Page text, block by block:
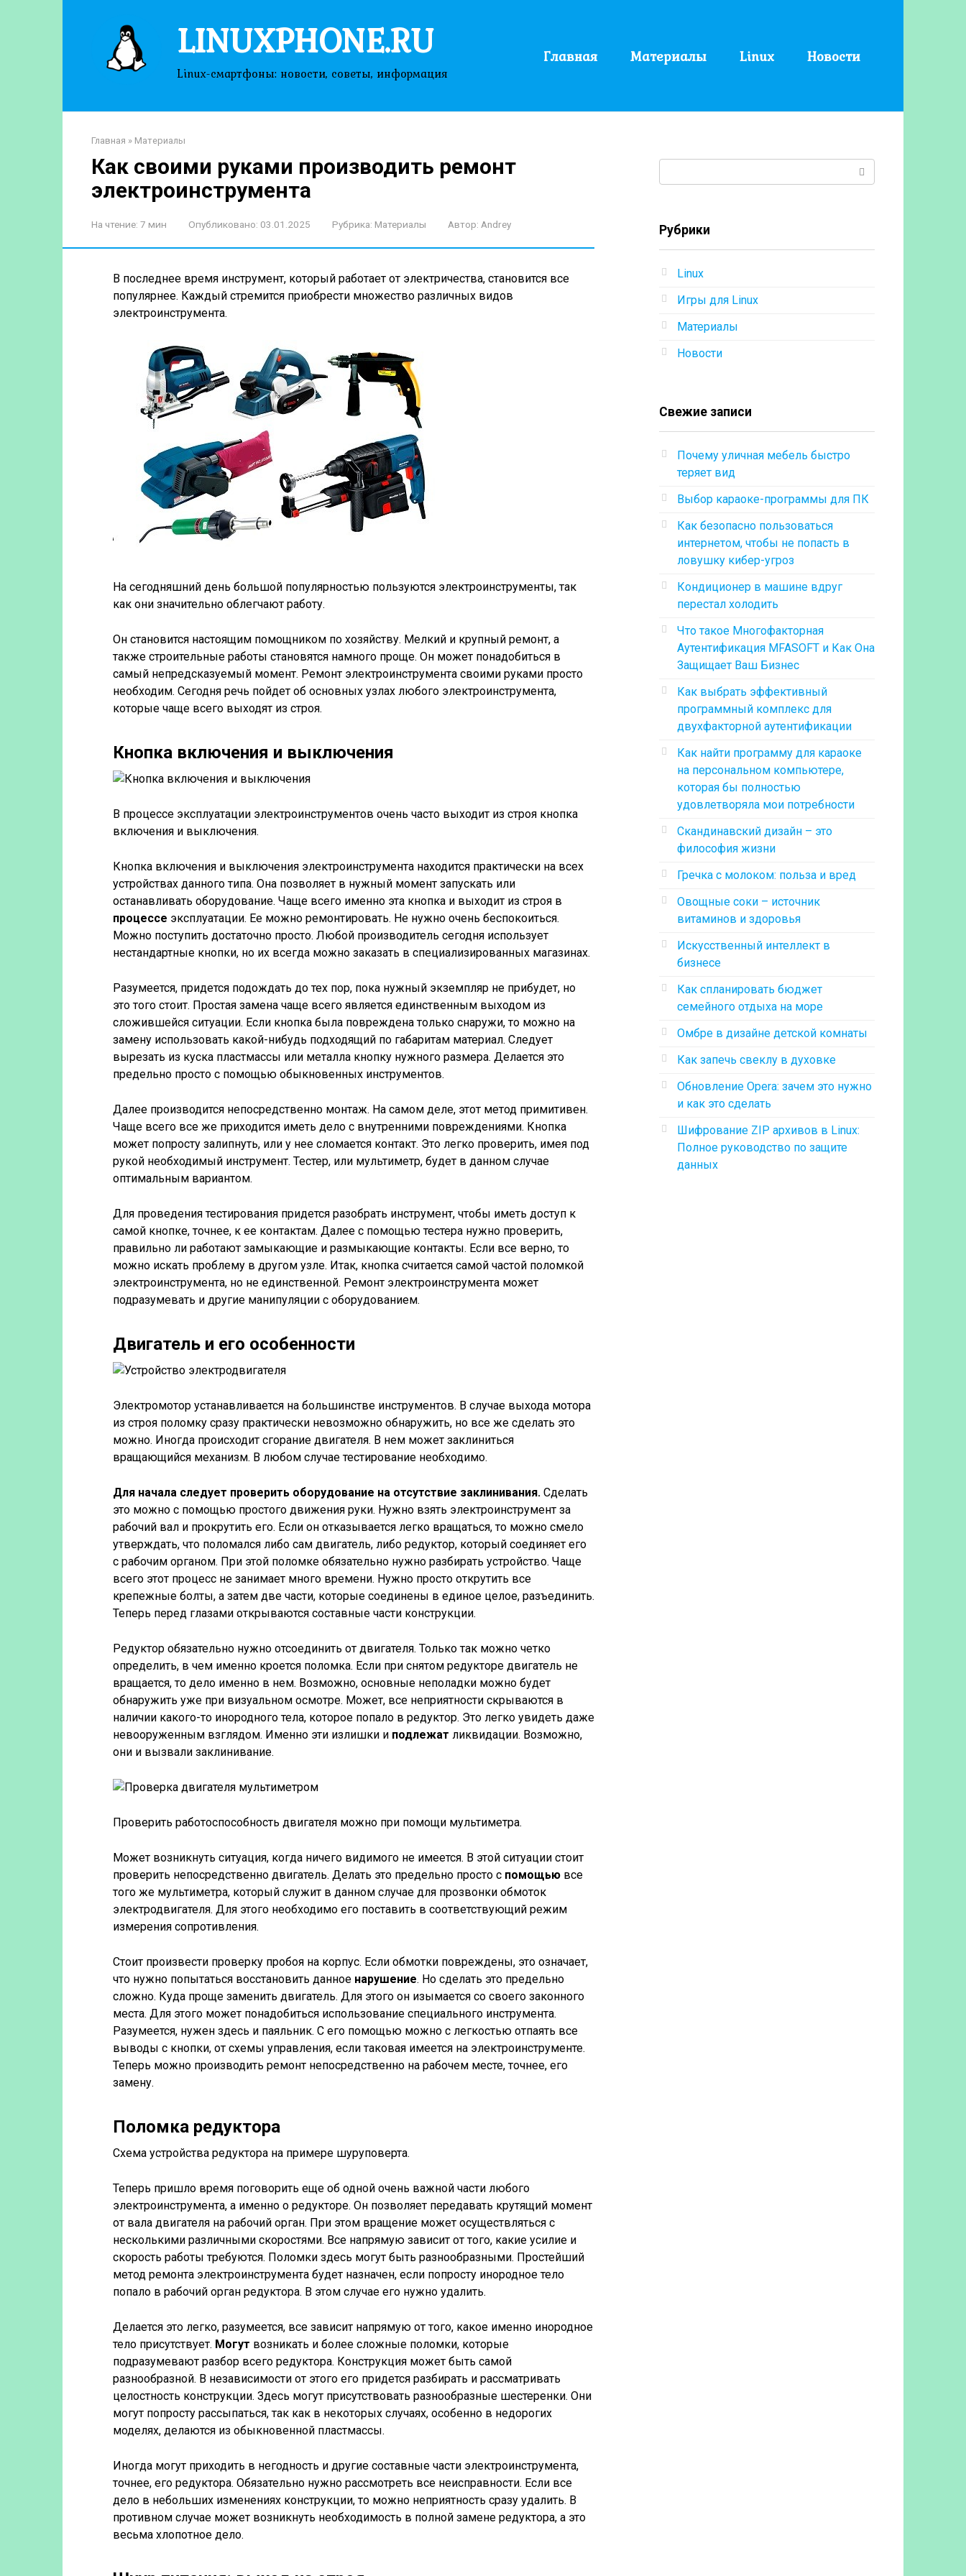
LINUXPHONE.RU
Linux-смартфоны: новости, советы, информация
Главная Материалы Linux Новости
Главная » Материалы
Как своими руками производить ремонт
электроинструмента
На чтение: 7 мин Опубликовано: 03.01.2025 Рубрика: Материалы Автор: Andrey
В последнее время инструмент, который работает от электричества, становится все
популярнее. Каждый стремится приобрести множество различных видов
электроинструмента.
На сегодняшний день большой популярностью пользуются электроинструменты, так
как они значительно облегчают работу.
Он становится настоящим помощником по хозяйству. Мелкий и крупный ремонт, а
также строительные работы становятся намного проще. Он может понадобиться в
самый непредсказуемый момент. Ремонт электроинструмента своими руками просто
необходим. Сегодня речь пойдет об основных узлах любого электроинструмента,
которые чаще всего выходят из строя.
Кнопка включения и выключения
В процессе эксплуатации электроинструментов очень часто выходит из строя кнопка
включения и выключения.
Кнопка включения и выключения электроинструмента находится практически на всех
устройствах данного типа. Она позволяет в нужный момент запускать или
останавливать оборудование. Чаще всего именно эта кнопка и выходит из строя в
процессе эксплуатации. Ее можно ремонтировать. Не нужно очень беспокоиться.
Можно поступить достаточно просто. Любой производитель сегодня использует
нестандартные кнопки, но их всегда можно заказать в специализированных магазинах.
Разумеется, придется подождать до тех пор, пока нужный экземпляр не прибудет, но
это того стоит. Простая замена чаще всего является единственным выходом из
сложившейся ситуации. Если кнопка была повреждена только снаружи, то можно на
замену использовать какой-нибудь подходящий по габаритам материал. Следует
вырезать из куска пластмассы или металла кнопку нужного размера. Делается это
предельно просто с помощью обыкновенных инструментов.
Далее производится непосредственно монтаж. На самом деле, этот метод примитивен.
Чаще всего все же приходится иметь дело с внутренними повреждениями. Кнопка
может попросту залипнуть, или у нее сломается контакт. Это легко проверить, имея под
рукой необходимый инструмент. Тестер, или мультиметр, будет в данном случае
оптимальным вариантом.
Для проведения тестирования придется разобрать инструмент, чтобы иметь доступ к
самой кнопке, точнее, к ее контактам. Далее с помощью тестера нужно проверить,
правильно ли работают замыкающие и размыкающие контакты. Если все верно, то
можно искать проблему в другом узле. Итак, кнопка считается самой частой поломкой
электроинструмента, но не единственной. Ремонт электроинструмента может
подразумевать и другие манипуляции с оборудованием.
Двигатель и его особенности
Электромотор устанавливается на большинстве инструментов. В случае выхода мотора
из строя поломку сразу практически невозможно обнаружить, но все же сделать это
можно. Иногда происходит сгорание двигателя. В нем может заклиниться
вращающийся механизм. В любом случае тестирование необходимо.
Для начала следует проверить оборудование на отсутствие заклинивания. Сделать
это можно с помощью простого движения руки. Нужно взять электроинструмент за
рабочий вал и прокрутить его. Если он отказывается легко вращаться, то можно смело
утверждать, что поломался либо сам двигатель, либо редуктор, который соединяет его
с рабочим органом. При этой поломке обязательно нужно разбирать устройство. Чаще
всего этот процесс не занимает много времени. Нужно просто открутить все
крепежные болты, а затем две части, которые соединены в единое целое, разъединить.
Теперь перед глазами открываются составные части конструкции.
Редуктор обязательно нужно отсоединить от двигателя. Только так можно четко
определить, в чем именно кроется поломка. Если при снятом редукторе двигатель не
вращается, то дело именно в нем. Возможно, основные неполадки можно будет
обнаружить уже при визуальном осмотре. Может, все неприятности скрываются в
наличии какого-то инородного тела, которое попало в редуктор. Это легко увидеть даже
невооруженным взглядом. Именно эти излишки и подлежат ликвидации. Возможно,
они и вызвали заклинивание.
Проверить работоспособность двигателя можно при помощи мультиметра.
Может возникнуть ситуация, когда ничего видимого не имеется. В этой ситуации стоит
проверить непосредственно двигатель. Делать это предельно просто с помощью все
того же мультиметра, который служит в данном случае для прозвонки обмоток
электродвигателя. Для этого необходимо его поставить в соответствующий режим
измерения сопротивления.
Стоит произвести проверку пробоя на корпус. Если обмотки повреждены, это означает,
что нужно попытаться восстановить данное нарушение. Но сделать это предельно
сложно. Куда проще заменить двигатель. Для этого он изымается со своего законного
места. Для этого может понадобиться использование специального инструмента.
Разумеется, нужен здесь и паяльник. С его помощью можно с легкостью отпаять все
выводы с кнопки, от схемы управления, если таковая имеется на электроинструменте.
Теперь можно производить ремонт непосредственно на рабочем месте, точнее, его
замену.
Поломка редуктора
Схема устройства редуктора на примере шуруповерта.
Теперь пришло время поговорить еще об одной очень важной части любого
электроинструмента, а именно о редукторе. Он позволяет передавать крутящий момент
от вала двигателя на рабочий орган. При этом вращение может осуществляться с
несколькими различными скоростями. Все напрямую зависит от того, какие усилие и
скорость работы требуются. Поломки здесь могут быть разнообразными. Простейший
метод ремонта электроинструмента будет назначен, если попросту инородное тело
попало в рабочий орган редуктора. В этом случае его нужно удалить.
Делается это легко, разумеется, все зависит напрямую от того, какое именно инородное
тело присутствует. Могут возникать и более сложные поломки, которые
подразумевают разбор всего редуктора. Конструкция может быть самой
разнообразной. В независимости от этого его придется разбирать и рассматривать
целостность конструкции. Здесь могут присутствовать разнообразные шестеренки. Они
могут попросту рассыпаться, так как в некоторых случаях, особенно в недорогих
моделях, делаются из обыкновенной пластмассы.
Иногда могут приходить в негодность и другие составные части электроинструмента,
точнее, его редуктора. Обязательно нужно рассмотреть все неисправности. Если все
дело в небольших изменениях конструкции, то можно неприятность сразу удалить. В
противном случае может возникнуть необходимость в полной замене редуктора, а это
весьма хлопотное дело.
Рубрики
Linux
Игры для Linux
Материалы
Новости
Свежие записи
Почему уличная мебель быстро
теряет вид
Выбор караоке-программы для ПК
Как безопасно пользоваться
интернетом, чтобы не попасть в
ловушку кибер-угроз
Кондиционер в машине вдруг
перестал холодить
Что такое Многофакторная
Аутентификация MFASOFT и Как Она
Защищает Ваш Бизнес
Как выбрать эффективный
программный комплекс для
двухфакторной аутентификации
Как найти программу для караоке
на персональном компьютере,
которая бы полностью
удовлетворяла мои потребности
Скандинавский дизайн – это
философия жизни
Гречка с молоком: польза и вред
Овощные соки – источник
витаминов и здоровья
Искусственный интеллект в
бизнесе
Как спланировать бюджет
семейного отдыха на море
Омбре в дизайне детской комнаты
Как запечь свеклу в духовке
Обновление Opera: зачем это нужно
и как это сделать
Шифрование ZIP архивов в Linux:
Полное руководство по защите
данных